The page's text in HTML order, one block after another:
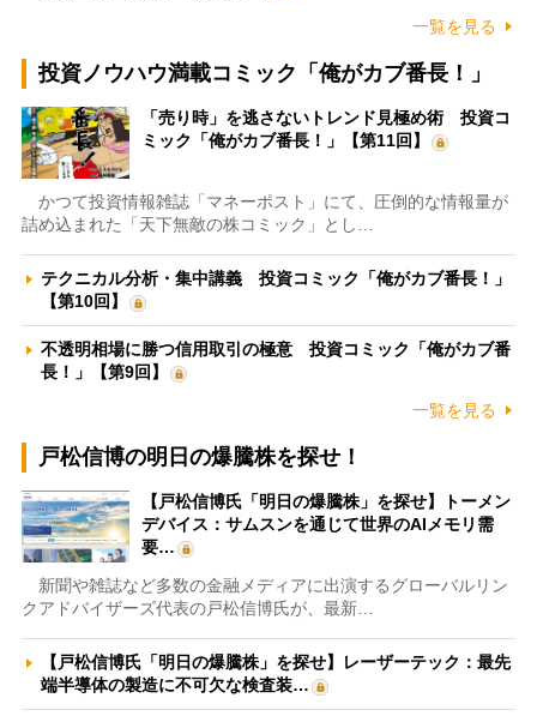
一覧を見る
投資ノウハウ満載コミック「俺がカブ番長！」
「売り時」を逃さないトレンド見極め術 投資コ
ミック「俺がカブ番長！」【第11回】
かつて投資情報雑誌「マネーポスト」にて、圧倒的な情報量が
詰め込まれた「天下無敵の株コミック」とし…
テクニカル分析・集中講義 投資コミック「俺がカブ番長！」
【第10回】
不透明相場に勝つ信用取引の極意 投資コミック「俺がカブ番
長！」【第9回】
一覧を見る
戸松信博の明日の爆騰株を探せ！
【戸松信博氏「明日の爆騰株」を探せ】トーメン
デバイス：サムスンを通じて世界のAIメモリ需
要…
新聞や雑誌など多数の金融メディアに出演するグローバルリン
クアドバイザーズ代表の戸松信博氏が、最新…
【戸松信博氏「明日の爆騰株」を探せ】レーザーテック：最先
端半導体の製造に不可欠な検査装…